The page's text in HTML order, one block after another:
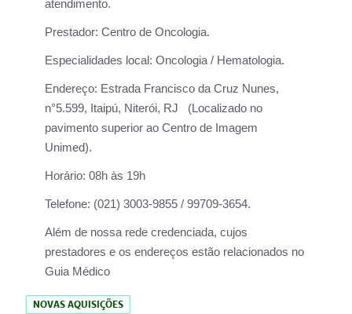
atendimento.
Prestador: Centro de Oncologia.
Especialidades local: Oncologia / Hematologia.
Endereço: Estrada Francisco da Cruz Nunes,
n°5.599, Itaipú, Niterói, RJ (Localizado no
pavimento superior ao Centro de Imagem
Unimed).
Horário: 08h às 19h
Telefone: (021) 3003-9855 / 99709-3654.
Além de nossa rede credenciada, cujos
prestadores e os endereços estão relacionados no
Guia Médico
NOVAS AQUISIÇÕES